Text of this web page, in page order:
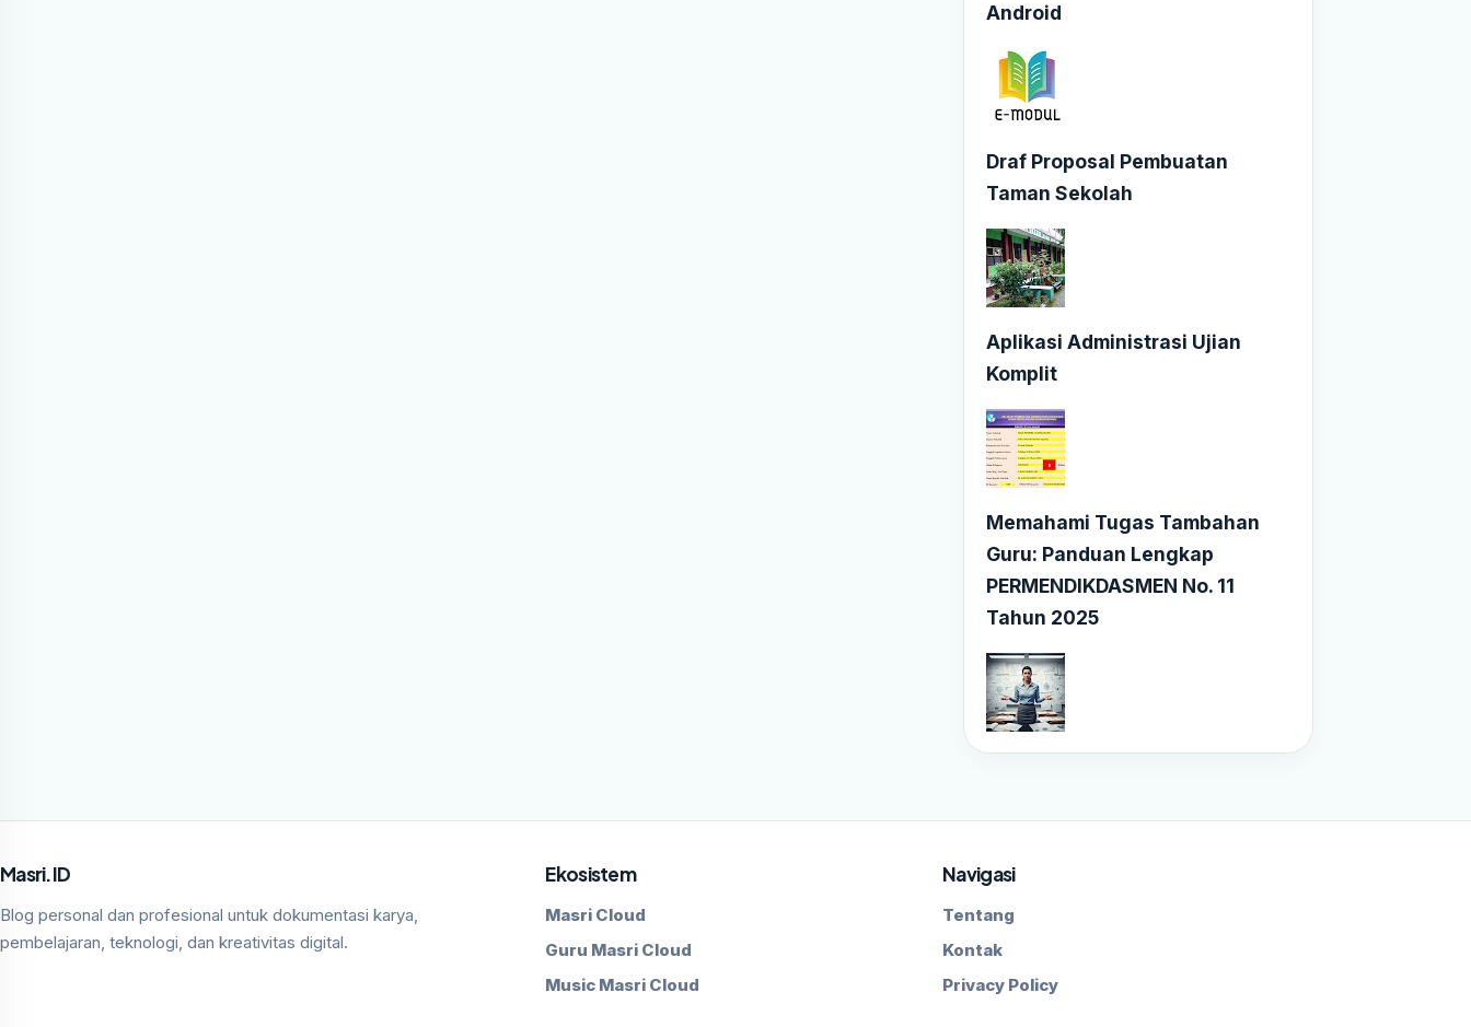
Android
Draf Proposal Pembuatan
Taman Sekolah
Aplikasi Administrasi Ujian
Komplit
Memahami Tugas Tambahan
Guru: Panduan Lengkap
PERMENDIKDASMEN No. 11
Tahun 2025
Masri.ID
Blog personal dan profesional untuk dokumentasi karya,
pembelajaran, teknologi, dan kreativitas digital.
Ekosistem
Masri Cloud
Guru Masri Cloud
Music Masri Cloud
Navigasi
Tentang
Kontak
Privacy Policy